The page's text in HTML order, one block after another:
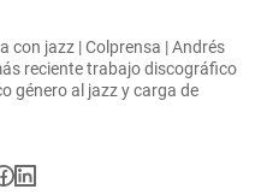
con jazz | Colprensa | Andrés
reciente trabajo discográfico
género al jazz y carga de